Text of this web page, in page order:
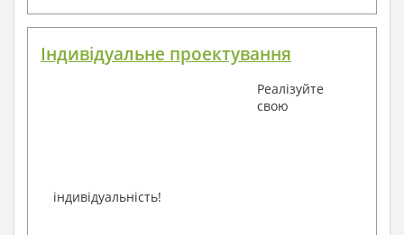
Індивідуальне проектування
Реалізуйте
свою
індивідуальність!